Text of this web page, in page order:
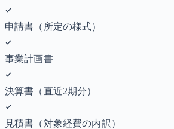
申請書（所定の様式）
事業計画書
決算書（直近2期分）
見積書（対象経費の内訳）